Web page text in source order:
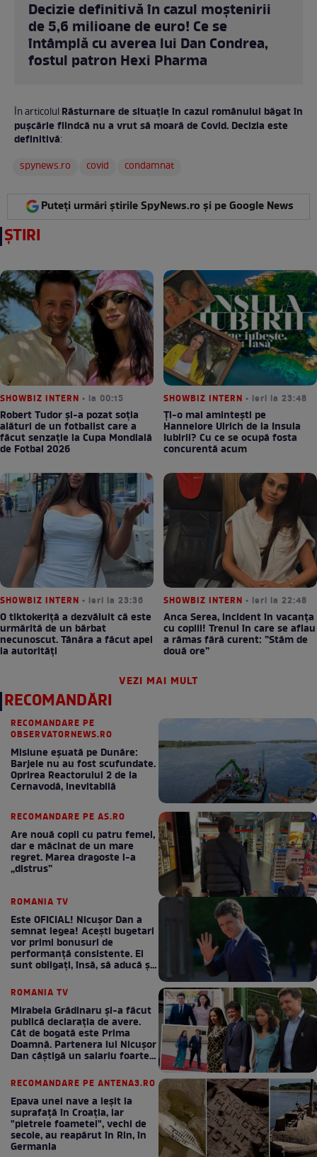
Decizie definitivă în cazul moștenirii
de 5,6 milioane de euro! Ce se
întâmplă cu averea lui Dan Condrea,
fostul patron Hexi Pharma
În articolulRăsturnare de situație în cazul românului băgat în
pușcărie fiindcă nu a vrut să moară de Covid. Decizia este
definitivă:
spynews.ro
covid condamnat
Puteți urmări știrile SpyNews.ro și pe Google News
ȘTIRI
SHOWBIZ INTERN • la 00:15
Robert Tudor și-a pozat soția
alături de un fotbalist care a
făcut senzație la Cupa Mondială
de Fotbal 2026
SHOWBIZ INTERN • ieri la 23:48
Ți-o mai amintești pe
Hannelore Ulrich de la Insula
Iubirii? Cu ce se ocupă fosta
concurentă acum
SHOWBIZ INTERN • ieri la 23:36
O tiktokeriță a dezvăluit că este
urmărită de un bărbat
necunoscut. Tânăra a făcut apel
la autorități
SHOWBIZ INTERN • ieri la 22:48
Anca Serea, incident în vacanța
cu copiii! Trenul în care se aflau
a rămas fără curent: ”Stăm de
două ore”
VEZI MAI MULT
RECOMANDĂRI
RECOMANDARE PE
OBSERVATORNEWS.RO
Misiune eșuată pe Dunăre:
Barjele nu au fost scufundate.
Oprirea Reactorului 2 de la
Cernavodă, inevitabilă
RECOMANDARE PE AS.RO
Are nouă copii cu patru femei,
dar e măcinat de un mare
regret. Marea dragoste l-a
„distrus”
ROMANIA TV
Este OFICIAL! Nicușor Dan a
semnat legea! Acești bugetari
vor primi bonusuri de
performanță consistente. Ei
sunt obligați, însă, să aducă și
ROMANIA TV
Mirabela Grădinaru și-a făcut
publică declarația de avere.
Cât de bogată este Prima
Doamnă. Partenera lui Nicușor
Dan câștigă un salariu foarte
RECOMANDARE PE ANTENA3.RO
Epava unei nave a ieșit la
suprafață în Croația, iar
"pietrele foametei", vechi de
secole, au reapărut în Rin, în
Germania